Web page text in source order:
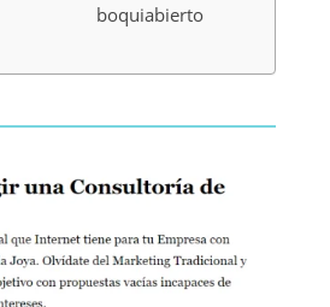
boquiabierto